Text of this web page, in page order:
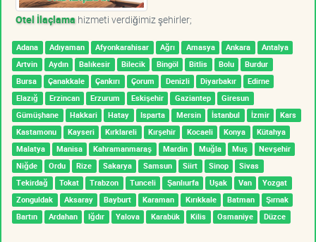
Otel İlaçlama hizmeti verdiğimiz şehirler;
Adana Adıyaman Afyonkarahisar Ağrı Amasya Ankara
Antalya
Artvin
Aydın Balıkesir Bilecik Bingöl Bitlis Bolu
Burdur
Bursa
Çanakkale Çankırı Çorum Denizli Diyarbakır
Edirne
Elazığ
Erzincan Erzurum Eskişehir Gaziantep
Giresun
Gümüşhane
Hakkari Hatay Isparta Mersin İstanbul İzmir
Kars
Kastamonu
Kayseri Kırklareli Kırşehir Kocaeli Konya
Kütahya
Malatya
Manisa Kahramanmaraş Mardin Muğla Muş
Nevşehir
Niğde
Ordu Rize Sakarya Samsun Siirt Sinop
Sivas
Tekirdağ
Tokat Trabzon Tunceli Şanlıurfa Uşak Van
Yozgat
Zonguldak
Aksaray Bayburt Karaman Kırıkkale Batman
Şırnak
Bartın
Ardahan Iğdır Yalova Karabük Kilis Osmaniye Düzce